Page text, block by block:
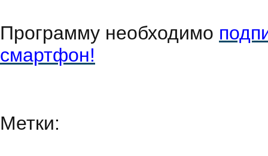
Программу необходимо
смартфон!
Метки: